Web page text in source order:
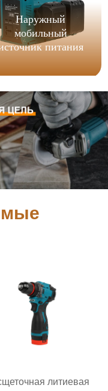
Наружный
мобильный
питания
литиевая